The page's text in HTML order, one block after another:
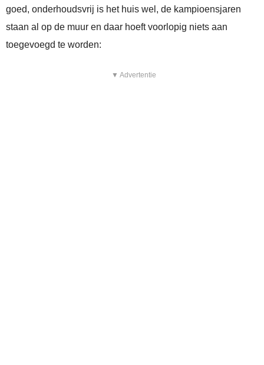
goed, onderhoudsvrij is het huis wel, de kampioensjaren
staan al op de muur en daar hoeft voorlopig niets aan
toegevoegd te worden:
▼ Advertentie